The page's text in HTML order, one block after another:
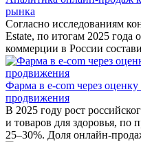
рынка
Согласно исследованиям
Estate, по итогам 2025 года
коммерции в России
Фарма в e-com через
продвижения
В 2025 году рост
и товаров для здоровья, по
25–30%. Доля онлайн-